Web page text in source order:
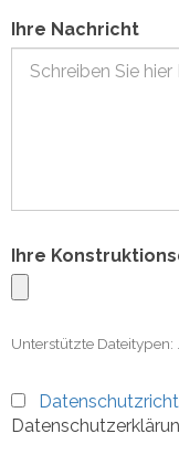
Ihre Nachricht
Ihre
Unterstützte